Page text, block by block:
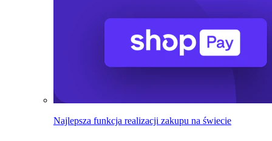
Najlepsza funkcja realizacji zakupu na świecie